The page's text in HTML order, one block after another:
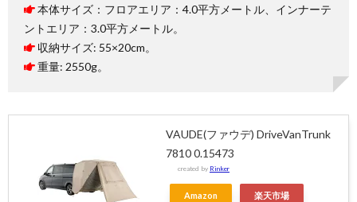
本体サイズ：フロアエリア：4.0平方メートル、インナーテ
ントエリア：3.0平方メートル。
収納サイズ: 55×20cm。
重量: 2550g。
VAUDE(ファウデ) DriveVanTrunk
7810 0.15473
created by Rinker
Amazon 楽天市場